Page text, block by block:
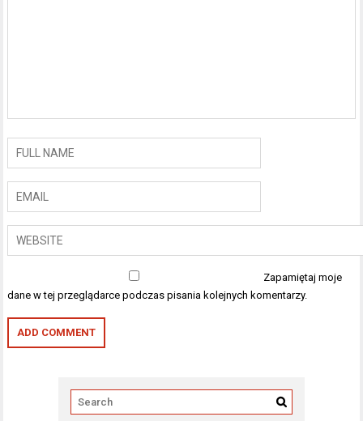
Zapamiętaj moje
dane w tej przeglądarce podczas pisania kolejnych komentarzy.